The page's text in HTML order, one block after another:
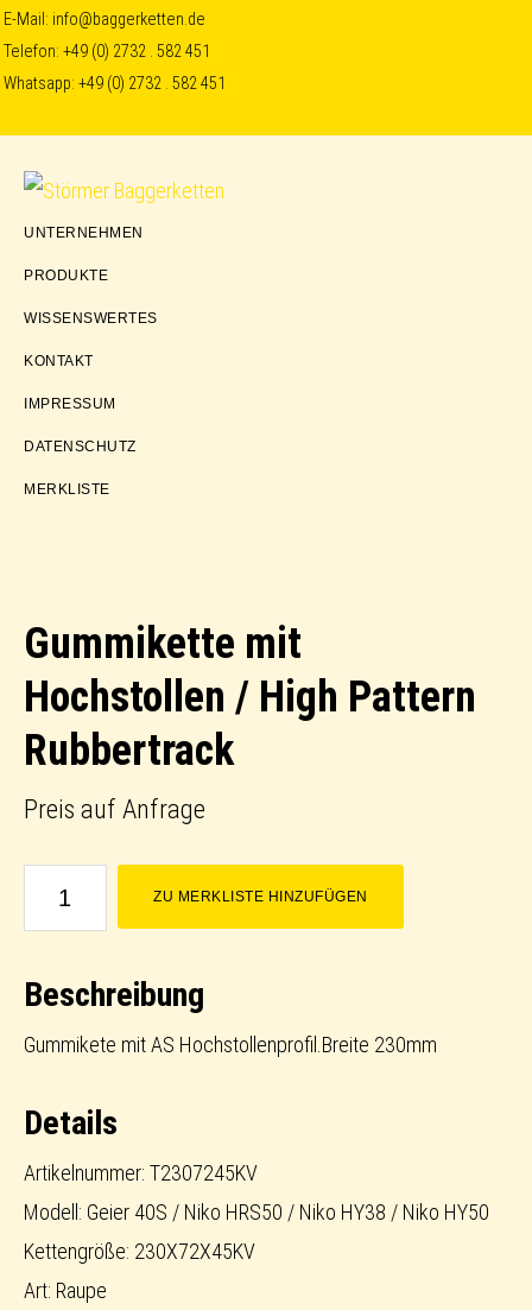
Skip
to
primary
navigation
Skip
to
content
Skip
to
E-Mail: info@baggerketten.de
Telefon:+49 (0) 2732 . 582 451
Whatsapp:+49 (0) 2732 . 582 451
Störmer
UNTERNEHMEN
PRODUKTE
WISSENSWERTES
KONTAKT
IMPRESSUM
DATENSCHUTZ
MERKLISTE
Gummikette mit
Hochstollen / High Pattern
Rubbertrack
Preis auf Anfrage
Gummikette
/
High
Rubbertrack
Menge
ZU MERKLISTE HINZUFÜGEN
Beschreibung
Gummikete mit AS Hochstollenprofil.Breite 230mm
Details
Artikelnummer: T2307245KV
Modell: Geier 40S / Niko HRS50 / Niko HY38 / Niko HY50
Kettengröße: 230X72X45KV
Art: Raupe